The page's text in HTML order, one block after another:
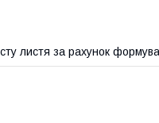
листя за рахунок